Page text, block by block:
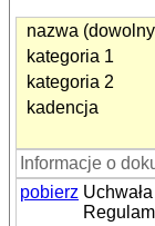
nazwa
kategoria 1
kategoria 2
kadencja
Informacje o
pobierz